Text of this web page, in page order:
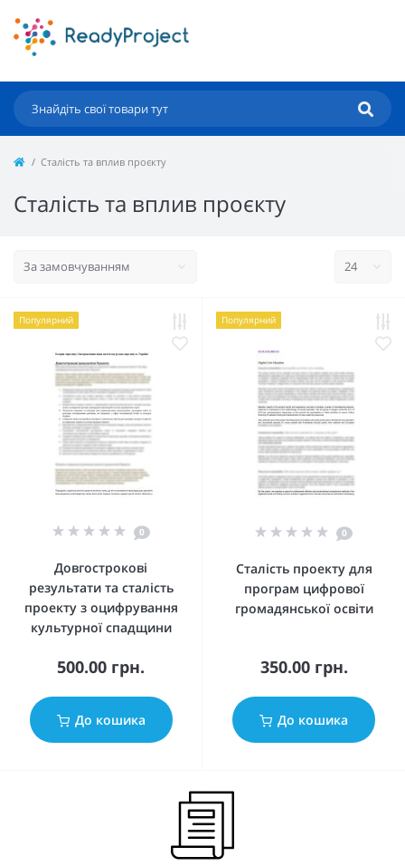
Сталість та вплив проєкту
Сталість та вплив проєкту
Популярний
0
Довгострокові
результати та сталість
проекту з оцифрування
культурної спадщини
500.00 грн.
До кошика
Популярний
0
Сталість проекту для
програм цифрової
громадянської освіти
350.00 грн.
До кошика